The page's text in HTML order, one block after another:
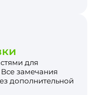
для
замечания
дополнительной